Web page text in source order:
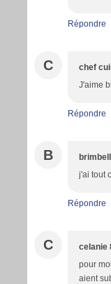
Répondre
C chef
J'aime
Répondre
B
j'ai tout
Répondre
C celanie
pour
aient